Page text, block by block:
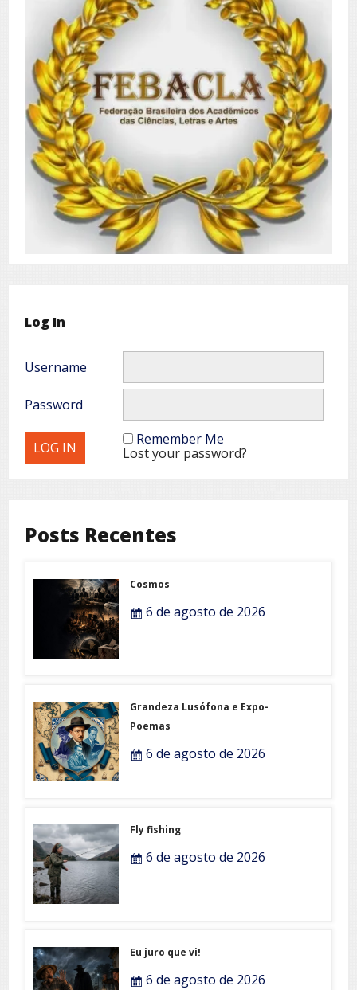
Log In
Username
Password
Remember Me
Lost your password?
Posts Recentes
Cosmos
6 de agosto de 2026
Grandeza Lusófona e Expo-
Poemas
6 de agosto de 2026
Fly fishing
6 de agosto de 2026
Eu juro que vi!
6 de agosto de 2026